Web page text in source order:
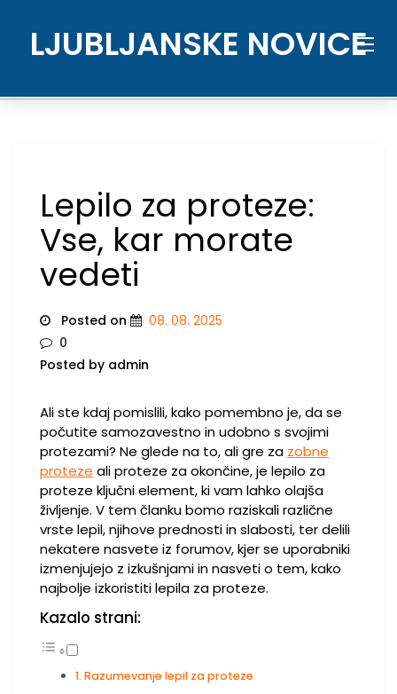
contentLJUBLJANSKE NOVICE
Lepilo za proteze:
Vse, kar morate
vedeti
Posted on
08. 08. 2025
0
Posted by admin
Ali ste kdaj pomislili, kako pomembno je, da se
počutite samozavestno in udobno s svojimi
protezami? Ne glede na to, ali gre za zobne
proteze ali proteze za okončine, je lepilo za
proteze ključni element, ki vam lahko olajša
življenje. V tem članku bomo raziskali različne
vrste lepil, njihove prednosti in slabosti, ter delili
nekatere nasvete iz forumov, kjer se uporabniki
izmenjujejo z izkušnjami in nasveti o tem, kako
najbolje izkoristiti lepila za proteze.
Kazalo strani:
Razumevanje lepil za proteze